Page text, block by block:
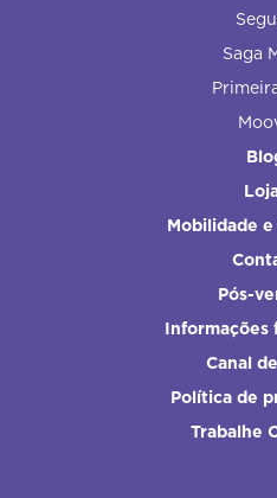
Saga
Mobilidade
Pós-
Informações
Canal
Política de
Trabalhe